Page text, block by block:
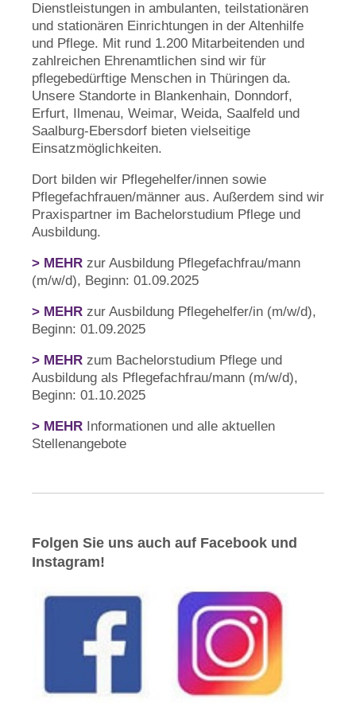
Dienstleistungen in ambulanten, teilstationären
und stationären Einrichtungen in der Altenhilfe
und Pflege. Mit rund 1.200 Mitarbeitenden und
zahlreichen Ehrenamtlichen sind wir für
pflegebedürftige Menschen in Thüringen da.
Unsere Standorte in Blankenhain, Donndorf,
Erfurt, Ilmenau, Weimar, Weida, Saalfeld und
Saalburg-Ebersdorf bieten vielseitige
Einsatzmöglichkeiten.
Dort bilden wir Pflegehelfer/innen sowie
Pflegefachfrauen/männer aus. Außerdem sind wir
Praxispartner im Bachelorstudium Pflege und
Ausbildung.
> MEHR zur Ausbildung Pflegefachfrau/mann
(m/w/d), Beginn: 01.09.2025
> MEHR zur Ausbildung Pflegehelfer/in (m/w/d),
Beginn: 01.09.2025
> MEHR zum Bachelorstudium Pflege und
Ausbildung als Pflegefachfrau/mann (m/w/d),
Beginn: 01.10.2025
> MEHR Informationen und alle aktuellen
Stellenangebote
Folgen Sie uns auch auf Facebook und
Instagram!